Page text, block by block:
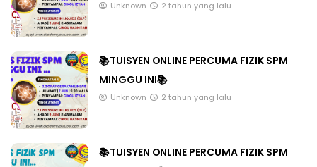
Unknown 2 tahun yang lalu
📚TUISYEN ONLINE PERCUMA FIZIK SPM
MINGGU INI📚
Unknown 2 tahun yang lalu
📚TUISYEN ONLINE PERCUMA FIZIK SPM